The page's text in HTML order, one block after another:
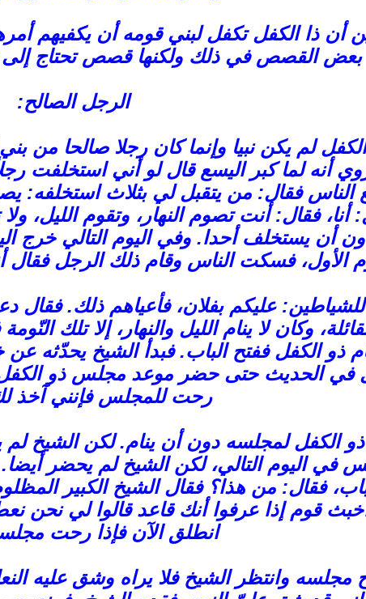
أن ذا الكفل تكفل لبني قومه أن يكفيهم
بعض القصص في ذلك ولكنها قصص تحتاج إلى
الرجل الصالح:
لم يكن نبيا وإنما كان رجلا صالحا من
أنه لما كبر اليسع قال لو أني استخلفت
فقال: من يتقبل لي بثلاث استخلفه:
أنا، فقال: أنت تصوم النهار، وتقوم
أن يستخلف أحدا. وفي اليوم التالي خرج
الأول، فسكت الناس وقام ذلك الرجل فقال
عليكم بفلان، فأعياهم ذلك. فقال
وكان لا ينام الليل والنهار، إلا تلك
ذو الكفل ففتح الباب. فبدأ الشيخ يحدّثه
الحديث حتى حضر موعد مجلس ذو الكفل
رحت للمجلس فإنني آخذ
الكفل لمجلسه دون أن ينام. لكن الشيخ
في اليوم التالي، لكن الشيخ لم يحضر
فقال: من هذا؟ فقال الشيخ الكبير
قوم إذا عرفوا أنك قاعد قالوا لي
انطلق الآن فإذا رحت
مجلسه وانتظر الشيخ فلا يراه وشق عليه